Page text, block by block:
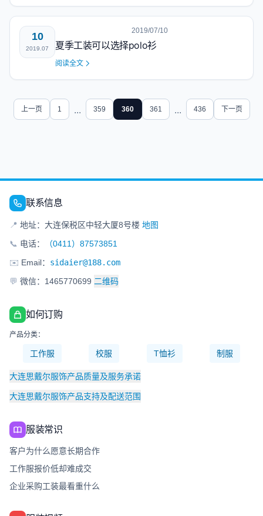
10
2019.07
2019/07/10
夏季工装可以选择polo衫
阅读全文
上一页 1 ... 359 360 361 ... 436 下一页
联系信息
📍 地址：大连保税区中轻大厦8号楼 地图
📞 电话：
（0411）87573851
✉️ Email： sidaier@188.com
💬 微信：1465770699 二维码
如何订购
产品分类：
工作服 校服 T恤衫 制服
大连思戴尔服饰产品质量及服务承诺
大连思戴尔服饰产品支持及配送范围
服装常识
客户为什么愿意长期合作
工作服报价低却难成交
企业采购工装最看重什么